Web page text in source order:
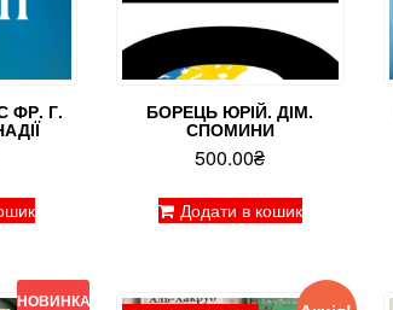
ФР. Г. БОРЕЦЬ ЮРІЙ. ДІМ.
СПОМИНИ
500.00₴
Додати в кошик
НОВИНКА!